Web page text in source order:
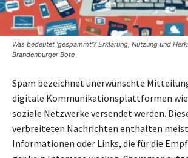
Was bedeutet 'gespammt'? Erklärung, Nutzung und
Brandenburger Bote
Spam bezeichnet unerwünschte
digitale Kommunikationsplattformen wie
soziale Netzwerke versendet werden.
verbreiteten Nachrichten enthalten meist
Informationen oder Links, die für die